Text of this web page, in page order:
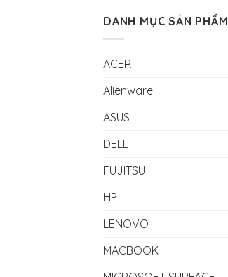
DANH MỤC SẢN PHẨM
ACER
Alienware
ASUS
DELL
FUJITSU
HP
LENOVO
MACBOOK